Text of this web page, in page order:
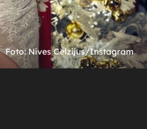
Foto: Nives Celzijus/Instagram